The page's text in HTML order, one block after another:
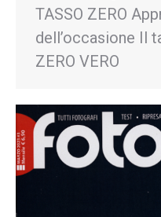
TASSO ZERO
dell’occasione Il
ZERO VERO